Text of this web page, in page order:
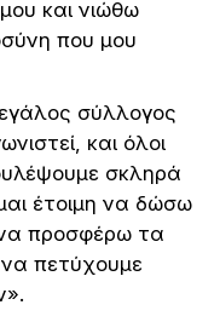
και νιώθω
που μου
σύλλογος
και όλοι
σκληρά
έτοιμη να δώσω
προσφέρω τα
πετύχουμε